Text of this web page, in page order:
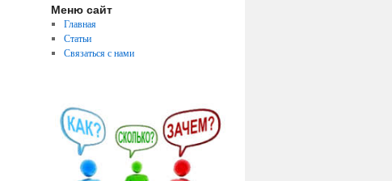
Меню сайт
Главная
Статьи
Связаться с нами